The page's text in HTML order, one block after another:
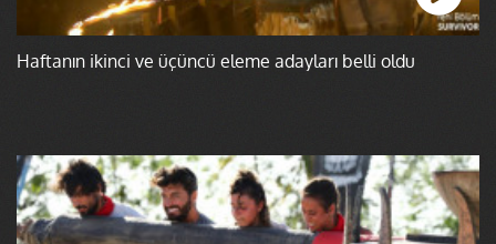
Haftanın ikinci ve üçüncü eleme adayları belli oldu